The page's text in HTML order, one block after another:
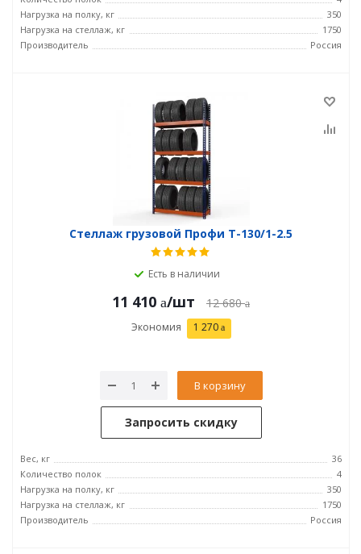
Нагрузка на полку, кг
350
Нагрузка на стеллаж, кг
1750
Производитель
Россия
Стеллаж грузовой Профи Т-130/1-2.5
Есть в наличии
11 410 /шт 12 680
Экономия 1 270
В корзину
Запросить скидку
Вес, кг
36
Количество полок
4
Нагрузка на полку, кг
350
Нагрузка на стеллаж, кг
1750
Производитель
Россия